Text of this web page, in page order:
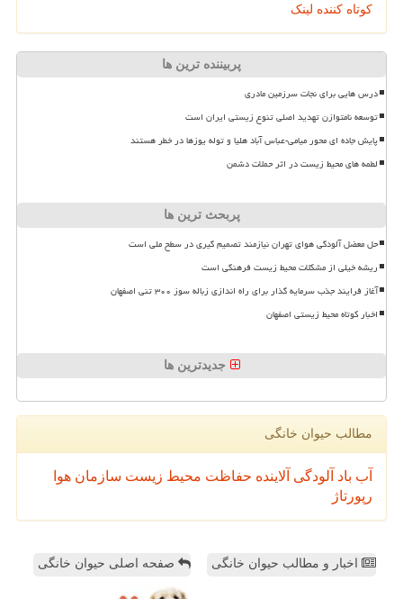
کوتاه کننده لینک
پربیننده ترین ها
درس هایی برای نجات سرزمین مادری
توسعه نامتوازن تهدید اصلی تنوع زیستی ایران است
پایش جاده ای محور میامی-عباس آباد هلیا و توله یوزها در خطر هستند
لطمه های محیط زیست در اثر حملات دشمن
پربحث ترین ها
حل معضل آلودگی هوای تهران نیازمند تصمیم گیری در سطح ملی است
ریشه خیلی از مشکلات محیط زیست فرهنگی است
آغاز فرایند جذب سرمایه گذار برای راه اندازی زباله سوز ۳۰۰ تنی اصفهان
اخبار کوتاه محیط زیستی اصفهان
جدیدترین ها
مطالب حیوان خانگی
آب باد آلودگی آلاینده حفاظت محیط زیست سازمان هوا
رپورتاژ
اخبار و مطالب حیوان خانگی صفحه اصلی حیوان خانگی